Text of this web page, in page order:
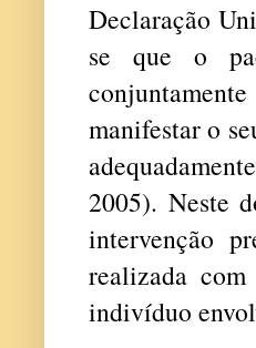
Declaração
se que o
manifestar o
2005). Neste
intervenção
realizada
indivíduo